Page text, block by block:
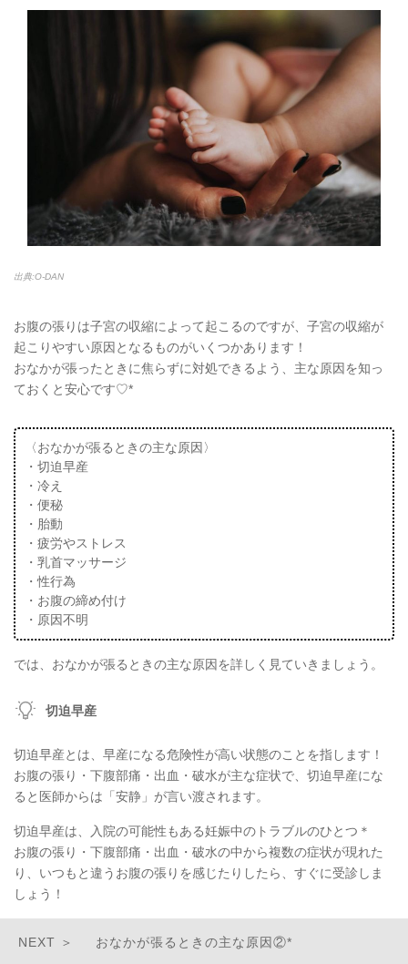
出典:O-DAN
お腹の張りは子宮の収縮によって起こるのですが、子宮の収縮が
起こりやすい原因となるものがいくつかあります！
おなかが張ったときに焦らずに対処できるよう、主な原因を知っ
ておくと安心です♡*
〈おなかが張るときの主な原因〉
・切迫早産
・冷え
・便秘
・胎動
・疲労やストレス
・乳首マッサージ
・性行為
・お腹の締め付け
・原因不明
では、おなかが張るときの主な原因を詳しく見ていきましょう。
切迫早産
切迫早産とは、早産になる危険性が高い状態のことを指します！
お腹の張り・下腹部痛・出血・破水が主な症状で、切迫早産にな
ると医師からは「安静」が言い渡されます。
切迫早産は、入院の可能性もある妊娠中のトラブルのひとつ＊
お腹の張り・下腹部痛・出血・破水の中から複数の症状が現れた
り、いつもと違うお腹の張りを感じたりしたら、すぐに受診しま
しょう！
おなかが張るときの主な原因②*